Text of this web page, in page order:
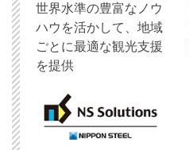
世界水準の豊富なノウ
ハウを活かして、地域
ごとに最適な観光支援
を提供